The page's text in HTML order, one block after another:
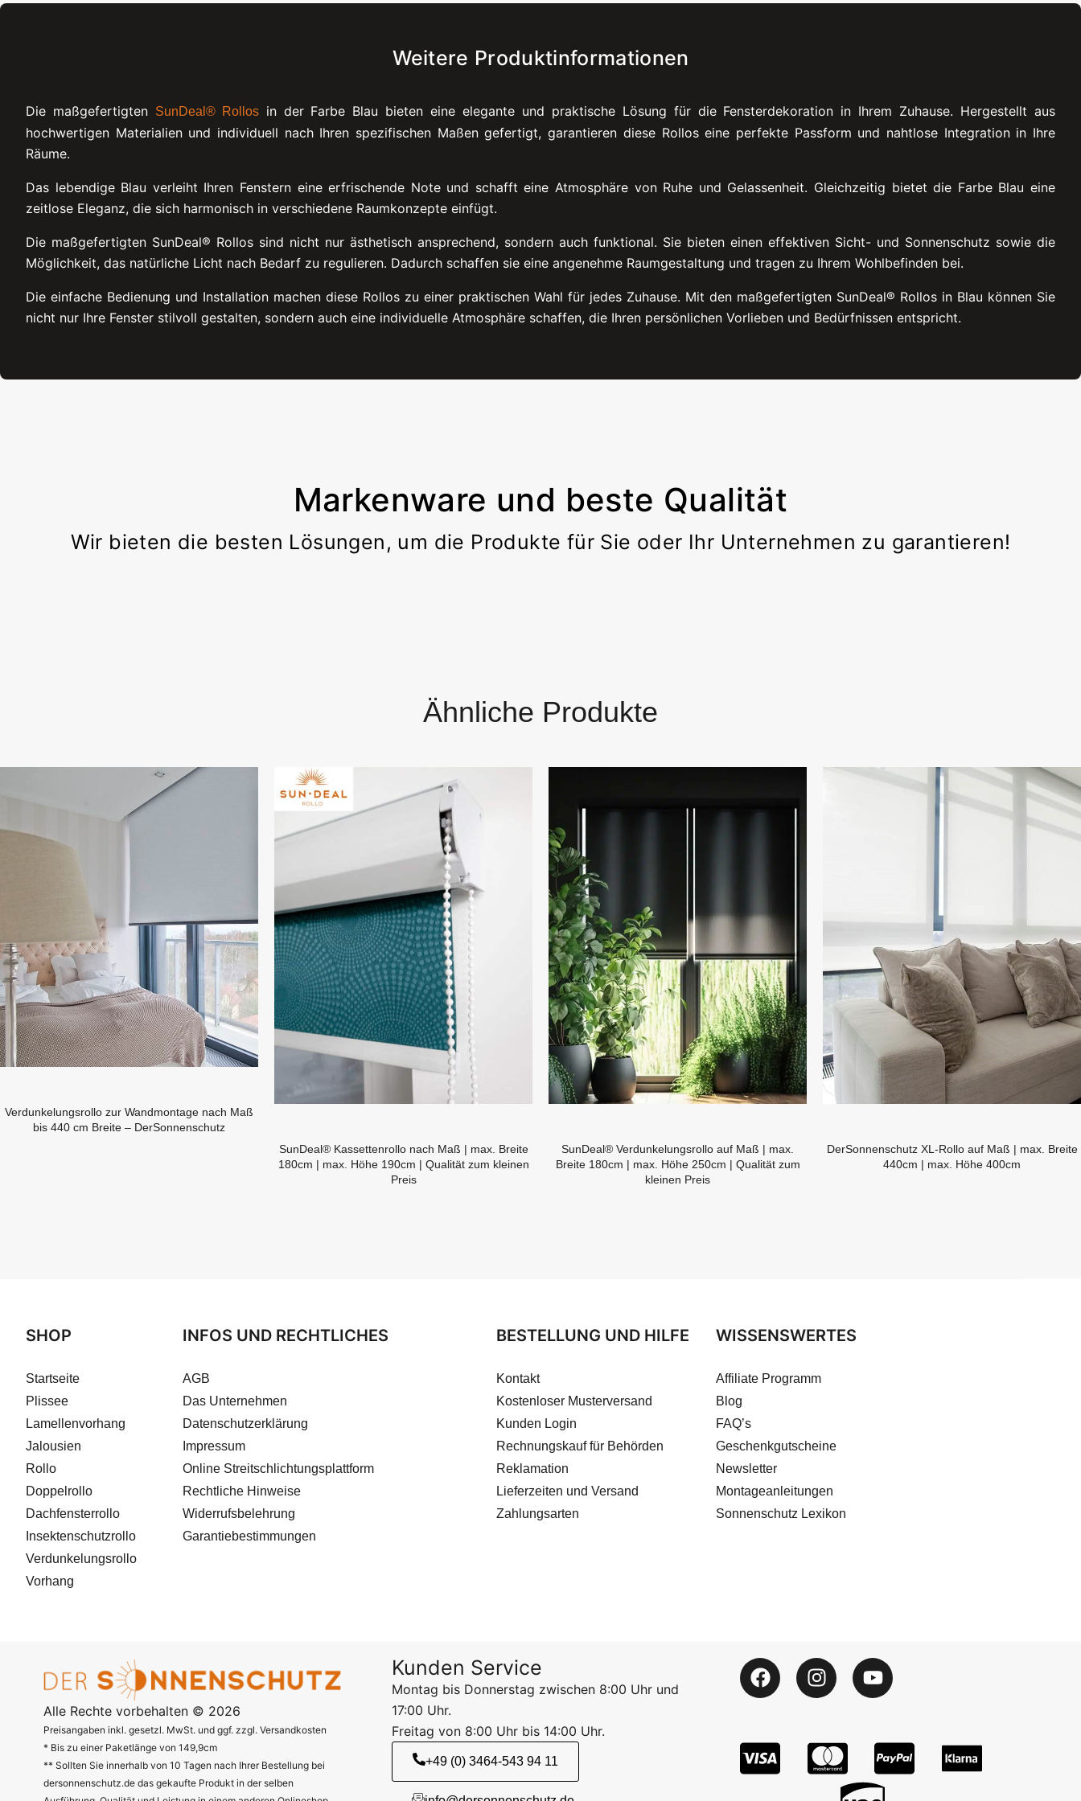
Weitere Produktinformationen
Die maßgefertigten SunDeal® Rollosin der Farbe Blau bieten eine elegante und praktische Lösung für die Fensterdekoration in Ihrem Zuhause. Hergestellt aus
hochwertigen Materialien und individuell nach Ihren spezifischen Maßen gefertigt, garantieren diese Rollos eine perfekte Passform und nahtlose Integration in Ihre
Räume.
Das lebendige Blau verleiht Ihren Fenstern eine erfrischende Note und schafft eine Atmosphäre von Ruhe und Gelassenheit. Gleichzeitig bietet die Farbe Blau eine
zeitlose Eleganz, die sich harmonisch in verschiedene Raumkonzepte einfügt.
Die maßgefertigten SunDeal® Rollos sind nicht nur ästhetisch ansprechend, sondern auch funktional. Sie bieten einen effektiven Sicht- und Sonnenschutz sowie die
Möglichkeit, das natürliche Licht nach Bedarf zu regulieren. Dadurch schaffen sie eine angenehme Raumgestaltung und tragen zu Ihrem Wohlbefinden bei.
Die einfache Bedienung und Installation machen diese Rollos zu einer praktischen Wahl für jedes Zuhause. Mit den maßgefertigten SunDeal® Rollos in Blau können Sie
nicht nur Ihre Fenster stilvoll gestalten, sondern auch eine individuelle Atmosphäre schaffen, die Ihren persönlichen Vorlieben und Bedürfnissen entspricht.
Markenware und beste Qualität
Wir bieten die besten Lösungen, um die Produkte für Sie oder Ihr Unternehmen zu garantieren!
Ähnliche Produkte
Verdunkelungsrollo zur Wandmontage nach Maß
bis 440 cm Breite – DerSonnenschutz
SunDeal® Kassettenrollo nach Maß | max. Breite
180cm | max. Höhe 190cm | Qualität zum kleinen
Preis
SunDeal® Verdunkelungsrollo auf Maß | max.
Breite 180cm | max. Höhe 250cm | Qualität zum
kleinen Preis
DerSonnenschutz XL-Rollo auf Maß | max. Breite
440cm | max. Höhe 400cm
SHOP
Startseite
Plissee
Lamellenvorhang
Jalousien
Rollo
Doppelrollo
Dachfensterrollo
Insektenschutzrollo
Verdunkelungsrollo
Vorhang
INFOS UND RECHTLICHES
AGB
Das Unternehmen
Datenschutzerklärung
Impressum
Online Streitschlichtungsplattform
Rechtliche Hinweise
Widerrufsbelehrung
Garantiebestimmungen
BESTELLUNG UND HILFE
Kontakt
Kostenloser Musterversand
Kunden Login
Rechnungskauf für Behörden
Reklamation
Lieferzeiten und Versand
Zahlungsarten
WISSENSWERTES
Affiliate Programm
Blog
FAQ’s
Geschenkgutscheine
Newsletter
Montageanleitungen
Sonnenschutz Lexikon
Alle Rechte vorbehalten © 2026
Preisangaben inkl. gesetzl. MwSt. und ggf. zzgl. Versandkosten
* Bis zu einer Paketlänge von 149,9cm
** Sollten Sie innerhalb von 10 Tagen nach Ihrer Bestellung bei
dersonnenschutz.de das gekaufte Produkt in der selben
Kunden Service
Montag bis Donnerstag zwischen 8:00 Uhr und
17:00 Uhr.
Freitag von 8:00 Uhr bis 14:00 Uhr.
+49 (0) 3464-543 94 11